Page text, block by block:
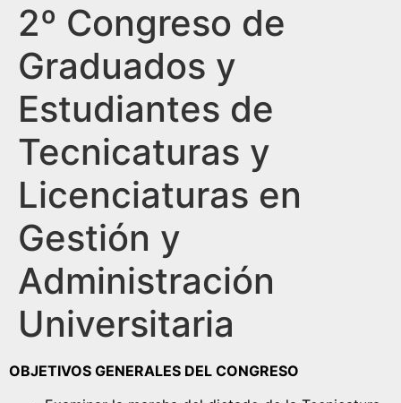
2º Congreso de
Graduados y
Estudiantes de
Tecnicaturas y
Licenciaturas en
Gestión y
Administración
Universitaria
OBJETIVOS GENERALES DEL CONGRESO